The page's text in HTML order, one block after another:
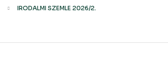
IRODALMI SZEMLE 2026/2.